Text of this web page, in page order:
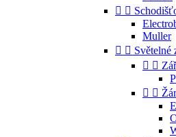
 
Muller
  Světelné
 
 